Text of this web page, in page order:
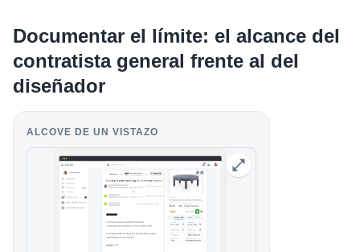
Documentar el límite: el alcance del
contratista general frente al del
diseñador
ALCOVE DE UN VISTAZO